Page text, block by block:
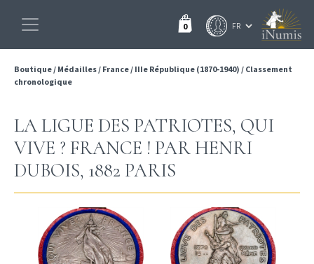
0
Boutique/ Médailles/ France/ IIIe République (1870-1940) / Classement
chronologique
LA LIGUE DES PATRIOTES, QUI
VIVE ? FRANCE ! PAR HENRI
DUBOIS, 1882 PARIS